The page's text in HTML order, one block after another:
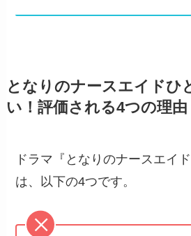
となりのナースエイドひ
い！評価される4つの理由
ドラマ『となりのナースエイ
は、以下の4つです。